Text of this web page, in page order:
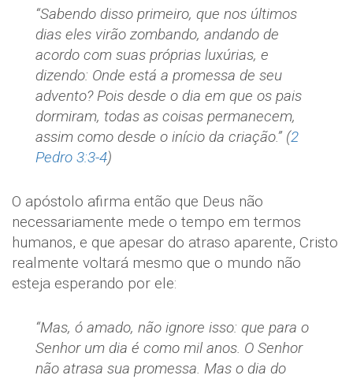
“Sabendo disso primeiro, que nos últimos
dias eles virão zombando, andando de
acordo com suas próprias luxúrias, e
dizendo: Onde está a promessa de seu
advento? Pois desde o dia em que os pais
dormiram, todas as coisas permanecem,
assim como desde o início da criação.” (2
Pedro 3:3-4)
O apóstolo afirma então que Deus não
necessariamente mede o tempo em termos
humanos, e que apesar do atraso aparente, Cristo
realmente voltará mesmo que o mundo não
esteja esperando por ele:
“Mas, ó amado, não ignore isso: que para o
Senhor um dia é como mil anos. O Senhor
não atrasa sua promessa. Mas o dia do